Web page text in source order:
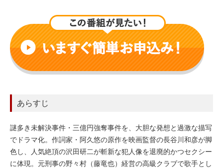
あらすじ
謎多き未解決事件・三億円強奪事件を、大胆な発想と過激な描写
でドラマ化。作詞家・阿久悠の原作を映画監督の長谷川和彦が脚
色し、人気絶頂の沢田研二が斬新な犯人像を退廃的かつセクシー
に体現。元刑事の野々村（藤竜也）経営の高級クラブで歌手とし